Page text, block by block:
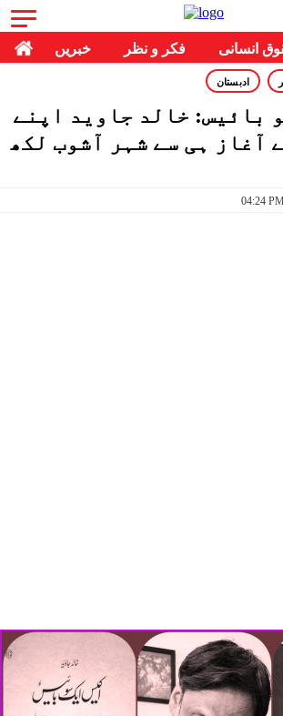
خبریں فکر و نظر انسانی
ادبستان
بائیس: خالد جاوید اپنے
آغاز ہی سے شہر آشوب لکھ